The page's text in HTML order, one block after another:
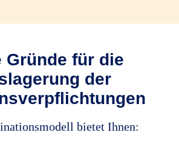
Gründe für die
der
bietet Ihnen: